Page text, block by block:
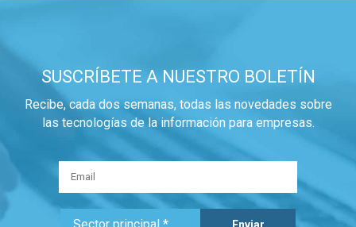
SUSCRÍBETE A NUESTRO BOLETÍN
Recibe, cada dos semanas, todas las novedades sobre
las tecnologías de la información para empresas.